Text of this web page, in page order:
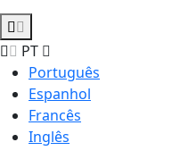
PT
Português
Espanhol
Francês
Inglês